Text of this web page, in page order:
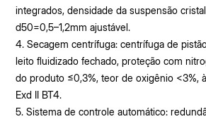
integrados, densidade da suspensão
d50=0,5–1,2mm ajustável.
4. Secagem centrífuga: centrífuga de
leito fluidizado fechado, proteção com
do produto ≤0,3%, teor de oxigênio <3%,
Exd II BT4.
5. Sistema de controle automático: